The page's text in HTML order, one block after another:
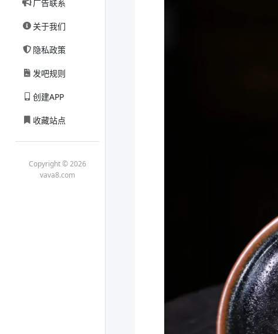
广告联系
关于我们
隐私政策
发吧规则
创建APP
收藏站点
Copyright © 2026
vava8.com